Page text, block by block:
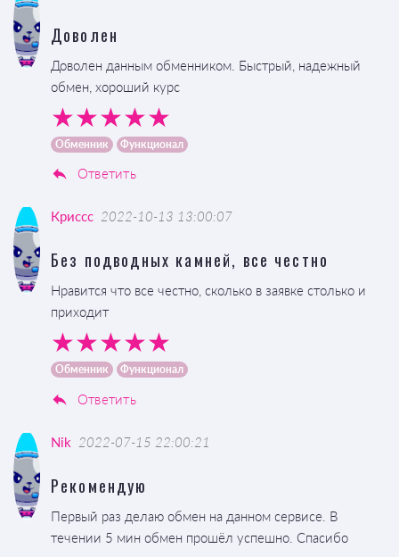
Доволен
Доволен данным обменником. Быстрый, надежный
обмен, хороший курс
Обменник Функционал
Ответить
Криссс 2022-10-13 13:00:07
Без подводных камней, все честно
Нравится что все честно, сколько в заявке столько и
приходит
Обменник Функционал
Ответить
Nik 2022-07-15 22:00:21
Рекомендую
Первый раз делаю обмен на данном сервисе. В
течении 5 мин обмен прошёл успешно. Спасибо